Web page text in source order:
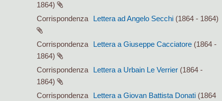
1864)
Corrispondenza
Lettera ad Angelo Secchi (1864 - 1864)
Corrispondenza Lettera a Giuseppe Cacciatore (1864 -
1864)
Corrispondenza
Lettera a Urbain Le Verrier (1864 -
1864)
Corrispondenza
Lettera a Giovan Battista Donati (1864